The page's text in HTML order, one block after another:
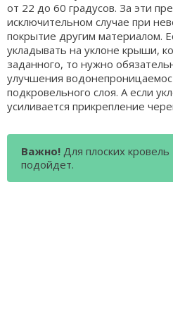
от 22 до 60 градусов. За эти
исключительном случае при
покрытие другим материалом.
укладывать на уклоне крыши,
заданного, то нужно
улучшения
подкровельного слоя. А если
усиливается прикрепление
Важно! Для плоских
подойдет.